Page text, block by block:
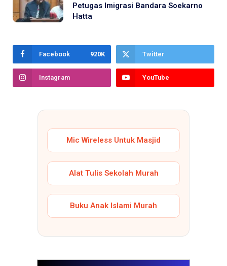
Petugas Imigrasi Bandara Soekarno
Hatta
Facebook 920K Twitter
Instagram YouTube
Mic Wireless Untuk Masjid
Alat Tulis Sekolah Murah
Buku Anak Islami Murah